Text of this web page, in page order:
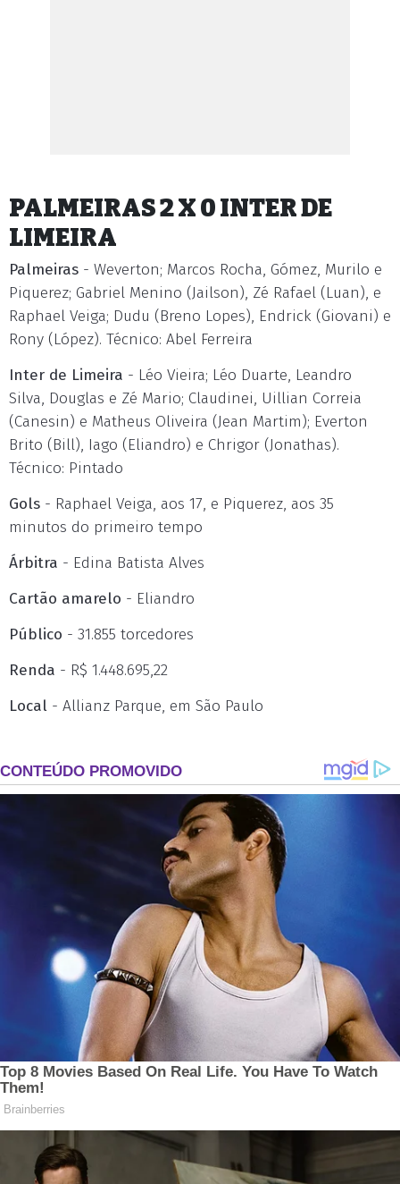
PALMEIRAS 2 X 0 INTER DE
LIMEIRA
Palmeiras - Weverton; Marcos Rocha, Gómez, Murilo e
Piquerez; Gabriel Menino (Jailson), Zé Rafael (Luan), e
Raphael Veiga; Dudu (Breno Lopes), Endrick (Giovani) e
Rony (López). Técnico: Abel Ferreira
Inter de Limeira - Léo Vieira; Léo Duarte, Leandro
Silva, Douglas e Zé Mario; Claudinei, Uillian Correia
(Canesin) e Matheus Oliveira (Jean Martim); Everton
Brito (Bill), Iago (Eliandro) e Chrigor (Jonathas).
Técnico: Pintado
Gols - Raphael Veiga, aos 17, e Piquerez, aos 35
minutos do primeiro tempo
Árbitra - Edina Batista Alves
Cartão amarelo - Eliandro
Público - 31.855 torcedores
Renda - R$ 1.448.695,22
Local - Allianz Parque, em São Paulo